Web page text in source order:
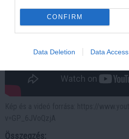
CONFIRM
Data Deletion Data Access
Összegzés: